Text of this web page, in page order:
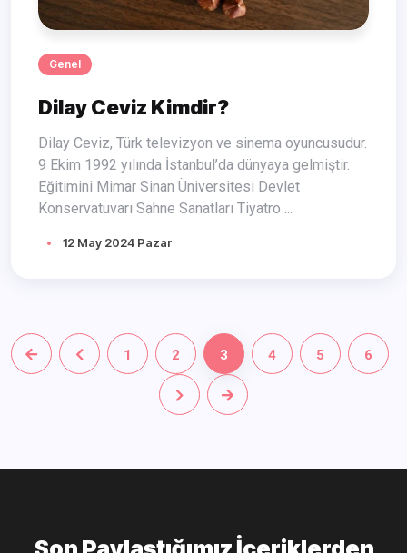
Genel
Dilay Ceviz Kimdir?
Dilay Ceviz, Türk televizyon ve sinema oyuncusudur.
9 Ekim 1992 yılında İstanbul’da dünyaya gelmiştir.
Eğitimini Mimar Sinan Üniversitesi Devlet
Konservatuvarı Sahne Sanatları Tiyatro ...
12 May 2024 Pazar
1 2 3 4 5 6